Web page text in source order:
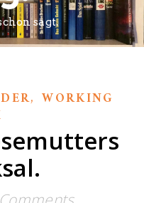
sagt.
,WORKING